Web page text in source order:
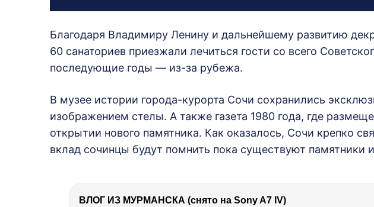
Благодаря Владимиру Ленину и дальнейшему развитию
60 санаториев приезжали лечиться гости со всего
последующие годы — из-за рубежа.
В музее истории города-курорта Сочи сохранились
изображением стелы. А также газета 1980 года, где
открытии нового памятника. Как оказалось, Сочи крепко
вклад сочинцы будут помнить пока существуют памятники
ВЛОГ ИЗ МУРМАНСКА (снято на Sony A7 IV)